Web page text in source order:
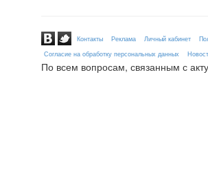
Контакты Реклама Личный кабинет
Согласие на обработку персональных данных
По всем вопросам, связанным с